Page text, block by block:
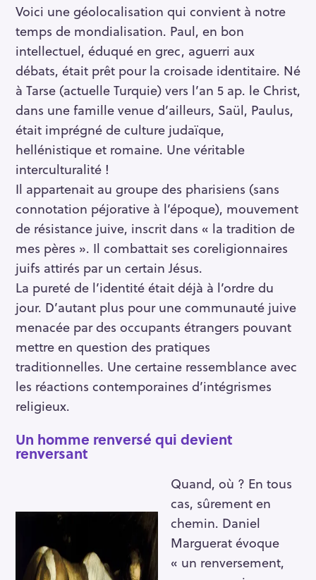
Voici une géolocalisation qui convient à notre
temps de mondialisation. Paul, en bon
intellectuel, éduqué en grec, aguerri aux
débats, était prêt pour la croisade identitaire. Né
à Tarse (actuelle Turquie) vers l’an 5 ap. le Christ,
dans une famille venue d’ailleurs, Saül, Paulus,
était imprégné de culture judaïque,
hellénistique et romaine. Une véritable
interculturalité !
Il appartenait au groupe des pharisiens (sans
connotation péjorative à l’époque), mouvement
de résistance juive, inscrit dans « la tradition de
mes pères ». Il combattait ses coreligionnaires
juifs attirés par un certain Jésus.
La pureté de l’identité était déjà à l’ordre du
jour. D’autant plus pour une communauté juive
menacée par des occupants étrangers pouvant
mettre en question des pratiques
traditionnelles. Une certaine ressemblance avec
les réactions contemporaines d’intégrismes
religieux.
Un homme renversé qui devient
renversant
Quand, où ? En tous
cas, sûrement en
chemin. Daniel
Marguerat évoque
« un renversement,